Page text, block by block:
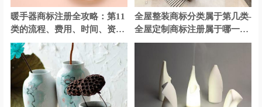
暖手器商标注册全攻略：第11
类的流程、费用、时间、资料
与有效期
全屋整装商标分类属于第几类-
全屋定制商标注册属于哪一
类？